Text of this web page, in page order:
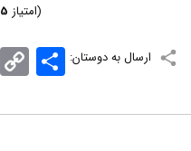
(امتیاز 5
ارسال به دوستان: Copy
Link
اشتراک